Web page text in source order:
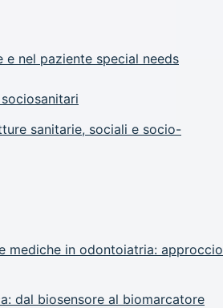
nel paziente special needs
sanitarie, sociali e socio-
mediche in odontoiatria: approccio
dal biosensore al biomarcatore